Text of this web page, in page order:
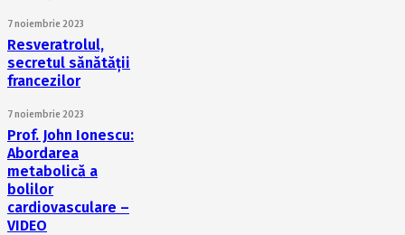
7 noiembrie 2023
Resveratrolul,
secretul sănătății
francezilor
7 noiembrie 2023
Prof. John Ionescu:
Abordarea
metabolică a
bolilor
cardiovasculare –
VIDEO